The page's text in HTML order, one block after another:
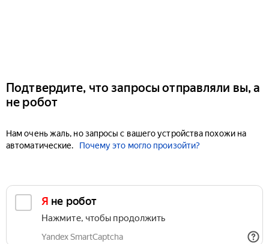
Подтвердите, что запросы отправляли вы, а
не робот
Нам очень жаль, но запросы с вашего устройства похожи на
автоматические.
Почему это могло произойти?
Я не робот
Нажмите, чтобы продолжить
Yandex SmartCaptcha